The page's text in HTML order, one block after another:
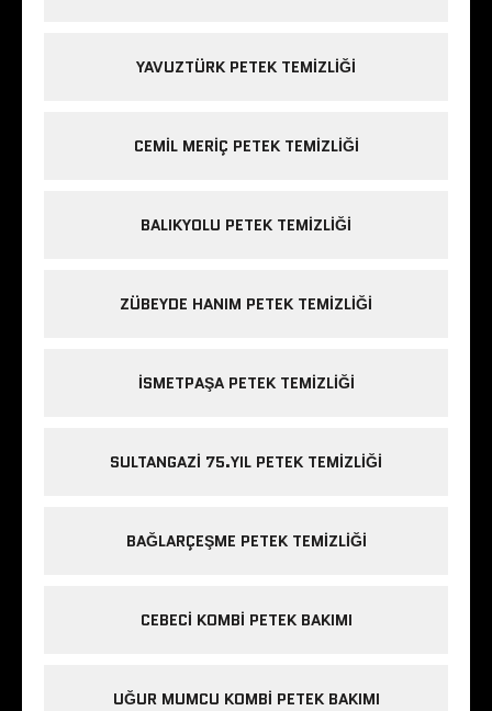
YAVUZTÜRK PETEK TEMIZLIĞI
CEMIL MERIÇ PETEK TEMIZLIĞI
BALIKYOLU PETEK TEMIZLIĞI
ZÜBEYDE HANIM PETEK TEMIZLIĞI
ISMETPAŞA PETEK TEMIZLIĞI
SULTANGAZI 75.YIL PETEK TEMIZLIĞI
BAĞLARÇEŞME PETEK TEMIZLIĞI
CEBECI KOMBI PETEK BAKIMI
UĞUR MUMCU KOMBI PETEK BAKIMI